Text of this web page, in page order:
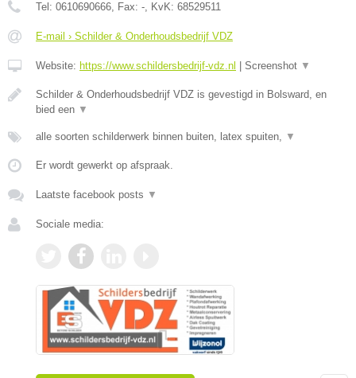
Tel: 0610690666, Fax: -, KvK: 68529511
E-mail › Schilder & Onderhoudsbedrijf VDZ
Website: https://www.schildersbedrijf-vdz.nl Screenshot ▼
Schilder & Onderhoudsbedrijf VDZ is gevestigd in Bolsward, en
bied een ▼
alle soorten schilderwerk binnen buiten, latex spuiten, ▼
Er wordt gewerkt op afspraak.
Laatste facebook posts ▼
Sociale media: